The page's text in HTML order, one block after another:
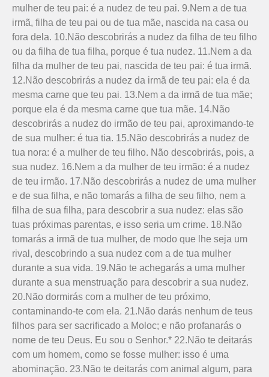
mulher de teu pai: é a nudez de teu pai. 9.Nem a de tua
irmã, filha de teu pai ou de tua mãe, nascida na casa ou
fora dela. 10.Não descobrirás a nudez da filha de teu filho
ou da filha de tua filha, porque é tua nudez. 11.Nem a da
filha da mulher de teu pai, nascida de teu pai: é tua irmã.
12.Não descobrirás a nudez da irmã de teu pai: ela é da
mesma carne que teu pai. 13.Nem a da irmã de tua mãe;
porque ela é da mesma carne que tua mãe. 14.Não
descobrirás a nudez do irmão de teu pai, aproximando-te
de sua mulher: é tua tia. 15.Não descobrirás a nudez de
tua nora: é a mulher de teu filho. Não descobrirás, pois, a
sua nudez. 16.Nem a da mulher de teu irmão: é a nudez
de teu irmão. 17.Não descobrirás a nudez de uma mulher
e de sua filha, e não tomarás a filha de seu filho, nem a
filha de sua filha, para descobrir a sua nudez: elas são
tuas próximas parentas, e isso seria um crime. 18.Não
tomarás a irmã de tua mulher, de modo que lhe seja um
rival, descobrindo a sua nudez com a de tua mulher
durante a sua vida. 19.Não te achegarás a uma mulher
durante a sua menstruação para descobrir a sua nudez.
20.Não dormirás com a mulher de teu próximo,
contaminando-te com ela. 21.Não darás nenhum de teus
filhos para ser sacrificado a Moloc; e não profanarás o
nome de teu Deus. Eu sou o Senhor.* 22.Não te deitarás
com um homem, como se fosse mulher: isso é uma
abominação. 23.Não te deitarás com animal algum, para